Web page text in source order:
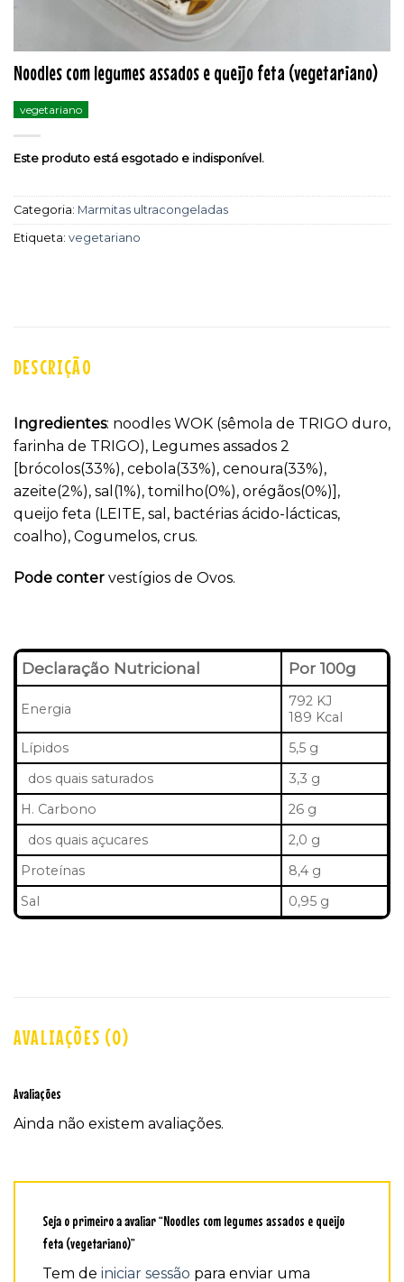
Noodles com legumes assados e queijo feta (vegetariano)
vegetariano
Este produto está esgotado e indisponível.
Categoria: Marmitas ultracongeladas
Etiqueta: vegetariano
DESCRIÇÃO
Ingredientes: noodles WOK (sêmola de TRIGO duro,
farinha de TRIGO), Legumes assados 2
[brócolos(33%), cebola(33%), cenoura(33%),
azeite(2%), sal(1%), tomilho(0%), orégãos(0%)],
queijo feta (LEITE, sal, bactérias ácido-lácticas,
coalho), Cogumelos, crus.
Pode conter vestígios de Ovos.
Declaração Nutricional Por 100g
Energia
792 KJ
189 Kcal
Lípidos
5,5 g
dos quais saturados
3,3 g
H. Carbono
26 g
dos quais açucares
2,0 g
Proteínas
8,4 g
Sal
0,95 g
AVALIAÇÕES (0)
Avaliações
Ainda não existem avaliações.
Seja o primeiro a avaliar “Noodles com legumes assados e queijo
feta (vegetariano)”
Tem de iniciar sessão para enviar uma